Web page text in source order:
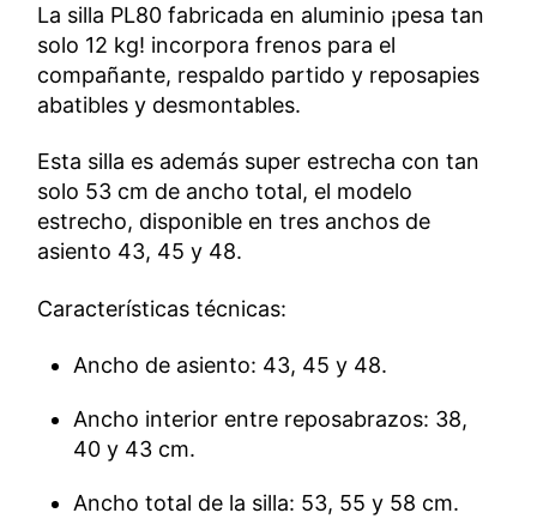
La silla PL80 fabricada en aluminio ¡pesa tan
solo 12 kg! incorpora frenos para el
compañante, respaldo partido y reposapies
abatibles y desmontables.
Esta silla es además super estrecha con tan
solo 53 cm de ancho total, el modelo
estrecho, disponible en tres anchos de
asiento 43, 45 y 48.
Características técnicas:
Ancho de asiento: 43, 45 y 48.
Ancho interior entre reposabrazos: 38,
40 y 43 cm.
Ancho total de la silla: 53, 55 y 58 cm.